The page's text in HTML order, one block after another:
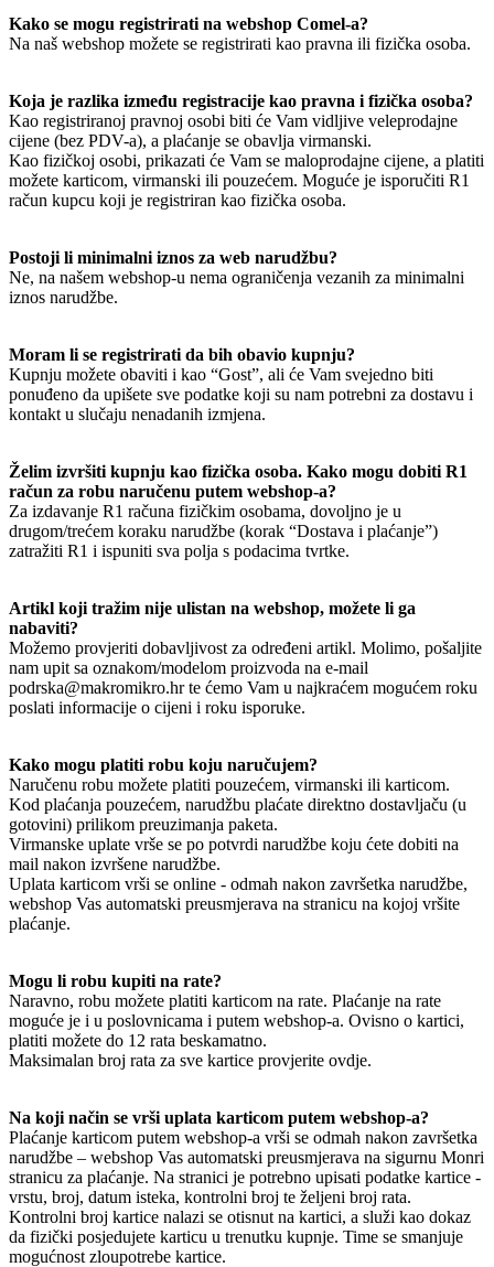
Kako se mogu registrirati na webshop Comel-a?
Na naš webshop možete se registrirati kao pravna ili fizička osoba.
Koja je razlika između registracije kao pravna i fizička osoba?
Kao registriranoj pravnoj osobi biti će Vam vidljive veleprodajne
cijene (bez PDV-a), a plaćanje se obavlja virmanski.
Kao fizičkoj osobi, prikazati će Vam se maloprodajne cijene, a platiti
možete karticom, virmanski ili pouzećem. Moguće je isporučiti R1
račun kupcu koji je registriran kao fizička osoba.
Postoji li minimalni iznos za web narudžbu?
Ne, na našem webshop-u nema ograničenja vezanih za minimalni
iznos narudžbe.
Moram li se registrirati da bih obavio kupnju?
Kupnju možete obaviti i kao “Gost”, ali će Vam svejedno biti
ponuđeno da upišete sve podatke koji su nam potrebni za dostavu i
kontakt u slučaju nenadanih izmjena.
Želim izvršiti kupnju kao fizička osoba. Kako mogu dobiti R1
račun za robu naručenu putem webshop-a?
Za izdavanje R1 računa fizičkim osobama, dovoljno je u
drugom/trećem koraku narudžbe (korak “Dostava i plaćanje”)
zatražiti R1 i ispuniti sva polja s podacima tvrtke.
Artikl koji tražim nije ulistan na webshop, možete li ga
nabaviti?
Možemo provjeriti dobavljivost za određeni artikl. Molimo, pošaljite
nam upit sa oznakom/modelom proizvoda na e-mail
podrska@makromikro.hr te ćemo Vam u najkraćem mogućem roku
poslati informacije o cijeni i roku isporuke.
Kako mogu platiti robu koju naručujem?
Naručenu robu možete platiti pouzećem, virmanski ili karticom.
Kod plaćanja pouzećem, narudžbu plaćate direktno dostavljaču (u
gotovini) prilikom preuzimanja paketa.
Virmanske uplate vrše se po potvrdi narudžbe koju ćete dobiti na
mail nakon izvršene narudžbe.
Uplata karticom vrši se online - odmah nakon završetka narudžbe,
webshop Vas automatski preusmjerava na stranicu na kojoj vršite
plaćanje.
Mogu li robu kupiti na rate?
Naravno, robu možete platiti karticom na rate. Plaćanje na rate
moguće je i u poslovnicama i putem webshop-a. Ovisno o kartici,
platiti možete do 12 rata beskamatno.
Maksimalan broj rata za sve kartice provjerite ovdje.
Na koji način se vrši uplata karticom putem webshop-a?
Plaćanje karticom putem webshop-a vrši se odmah nakon završetka
narudžbe – webshop Vas automatski preusmjerava na sigurnu Monri
stranicu za plaćanje. Na stranici je potrebno upisati podatke kartice -
vrstu, broj, datum isteka, kontrolni broj te željeni broj rata.
Kontrolni broj kartice nalazi se otisnut na kartici, a služi kao dokaz
da fizički posjedujete karticu u trenutku kupnje. Time se smanjuje
mogućnost zloupotrebe kartice.